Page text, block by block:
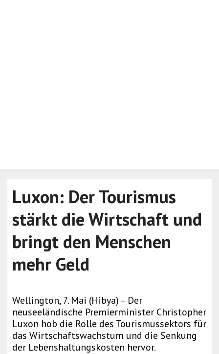
Luxon: Der Tourismus
stärkt die Wirtschaft und
bringt den Menschen
mehr Geld
Wellington, 7. Mai (Hibya) – Der
neuseeländische Premierminister Christopher
Luxon hob die Rolle des Tourismussektors für
das Wirtschaftswachstum und die Senkung
der Lebenshaltungskosten hervor.